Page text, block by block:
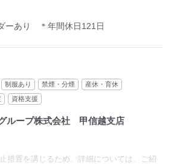
ーあり ＊年間休日121日
制服あり 禁煙・分煙
産休・育休
資格支援
ループ株式会社 甲信越支店
措置を講じるため、詳細については、ご紹